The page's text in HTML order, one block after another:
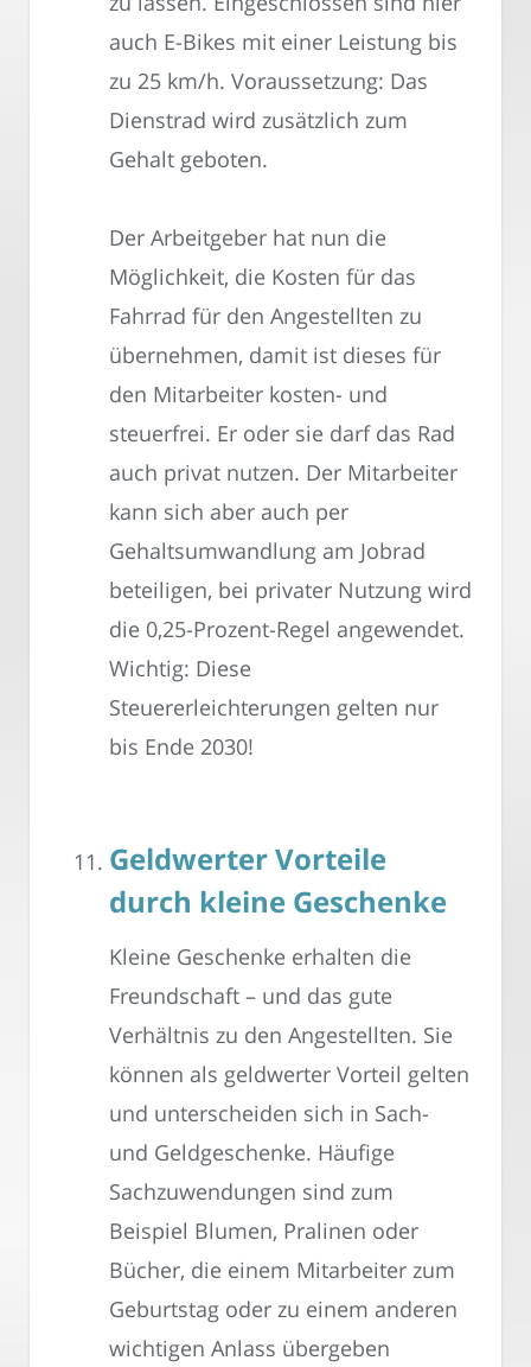
auch E-Bikes mit einer Leistung bis
zu 25 km/h. Voraussetzung: Das
Dienstrad wird zusätzlich zum
Gehalt geboten.
Der Arbeitgeber hat nun die
Möglichkeit, die Kosten für das
Fahrrad für den Angestellten zu
übernehmen, damit ist dieses für
den Mitarbeiter kosten- und
steuerfrei. Er oder sie darf das Rad
auch privat nutzen. Der Mitarbeiter
kann sich aber auch per
Gehaltsumwandlung am Jobrad
beteiligen, bei privater Nutzung wird
die 0,25-Prozent-Regel angewendet.
Wichtig: Diese
Steuererleichterungen gelten nur
bis Ende 2030!
Geldwerter Vorteile
durch kleine Geschenke
Kleine Geschenke erhalten die
Freundschaft – und das gute
Verhältnis zu den Angestellten. Sie
können als geldwerter Vorteil gelten
und unterscheiden sich in Sach-
und Geldgeschenke. Häufige
Sachzuwendungen sind zum
Beispiel Blumen, Pralinen oder
Bücher, die einem Mitarbeiter zum
Geburtstag oder zu einem anderen
wichtigen Anlass übergeben